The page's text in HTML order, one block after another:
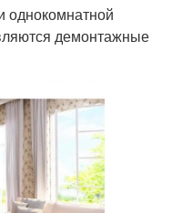
демонтажные